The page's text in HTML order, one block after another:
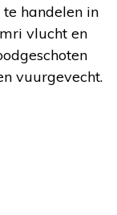
handelen in
vlucht en
vuurgevecht.